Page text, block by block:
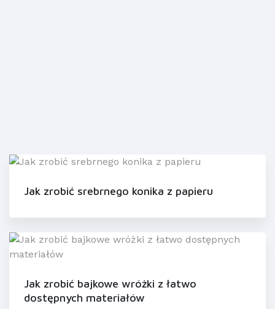
Jak zrobić srebrnego konika z papieru
Jak zrobić bajkowe wróżki z łatwo
dostępnych materiałów